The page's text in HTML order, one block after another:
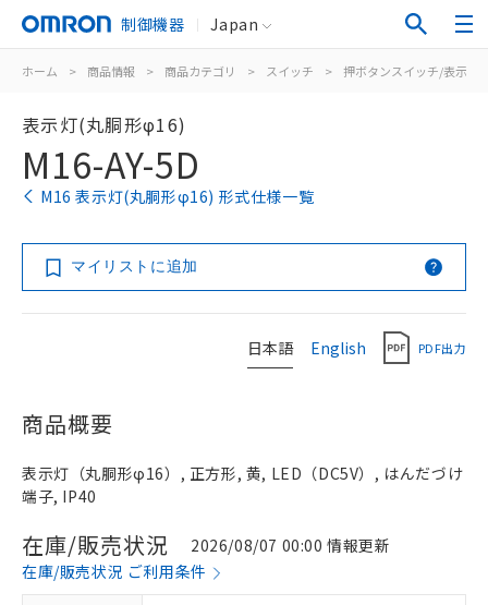
制御機器 Japan
ホーム > 商品情報 > 商品カテゴリ > スイッチ > 押ボタンスイッチ/表示灯
表示灯(丸胴形φ16)
M16-AY-5D
M16 表示灯(丸胴形φ16) 形式仕様一覧
マイリストに追加
日本語 English PDF出力
商品概要
表示灯（丸胴形φ16）, 正方形, 黄, LED（DC5V）, はんだづけ
端子, IP40
在庫/販売状況
2026/08/07 00:00 情報更新
在庫/販売状況 ご利用条件